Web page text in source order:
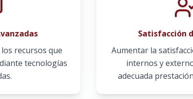
recursos que
tecnologías
Satisfacción
Aumentar la
internos y
adecuada